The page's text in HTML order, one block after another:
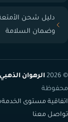
دليل شحن
وضمان السلامة
© 2026 الرهوان
محفوظة
اتفاقية مستوى الخدمة
تواصل معنا